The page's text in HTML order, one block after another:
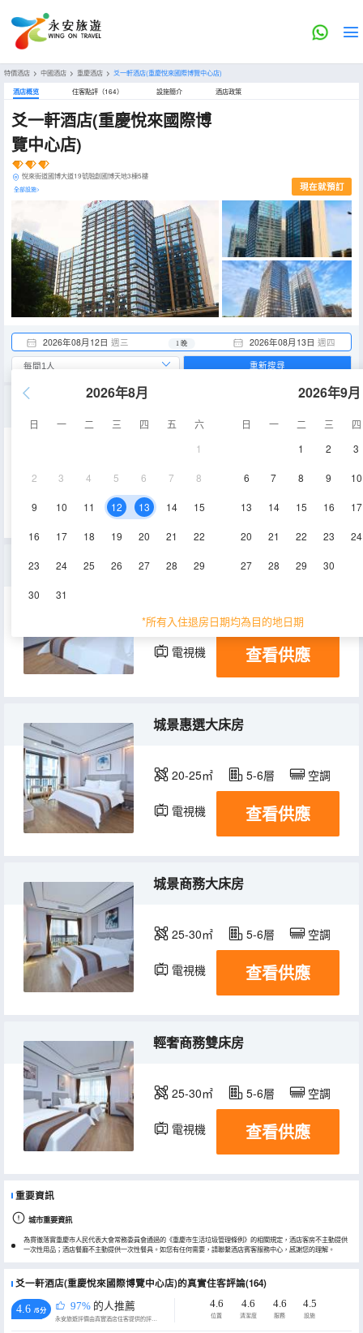
特價酒店 > 中國酒店 > 重慶酒店 > 爻一軒酒店(重慶悅來國際博覽中心店)
酒店概览 住客點評（164） 設施簡介 酒店政策
爻一軒酒店(重慶悅來國際博
覽中心店)
悅來街道國博大道19號融創國博天地3棟5樓
全部設施> 現在就預訂
2026年08月12日 週三 2026年08月13日 週四
1 晚
2026年8月
日 一 二 三 四 五
六
1
2 3 4 5 6 7 8
9 10 11 12 13 14 15
16 17 18 19 20 21 22
23 24 25 26 27 28 29
30 31
2026年9月
日 一 二 三
四
1
2 3
6 7 8 9 10
13 14 15 16 17
20 21 22 23 24
27 28 29 30
*所有入住退房日期均為目的地日期
重新搜尋
35-40㎡ 空調
輕奢高級大床房
28-35㎡ 5-6層
電視機 查看供應
城景惠選大床房
20-25㎡ 5-6層 空調
電視機 查看供應
城景商務大床房
25-30㎡ 5-6層 空調
電視機 查看供應
輕奢商務雙床房
25-30㎡ 5-6層 空調
電視機 查看供應
重要資訊
城市重要資訊
為貫徹落實重慶市人民代表大會常務委員會通過的《重慶市生活垃圾管理條例》的相關規定，酒店客房不主動提供
一次性用品；酒店餐廳不主動提供一次性餐具。如您有任何需要，請聯繫酒店賓客服務中心，感謝您的理解。
爻一軒酒店(重慶悅來國際博覽中心店)的真實住客評論(164)
4.6 /5分 97% 的人推薦
永安旅遊評價由真實酒店住客提供的評價。
4.6
位置
4.6
清潔度
4.6
服務
4.5
設施